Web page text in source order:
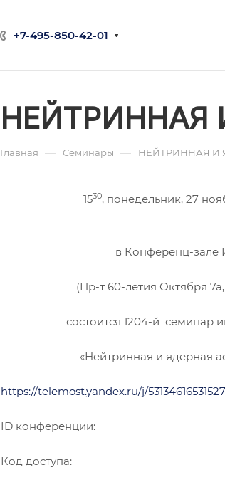
+7-495-850-42-01
НЕЙТРИННАЯ
Главная — Семинары — НЕЙТРИННАЯ И
1530, понедельник, 27
в Конференц-зале
(Пр-т 60-летия Октября
состоится 1204-й семинар
«Нейтринная и ядерная
https://telemost.yandex.ru/j/
ID конференции:
Код доступа: